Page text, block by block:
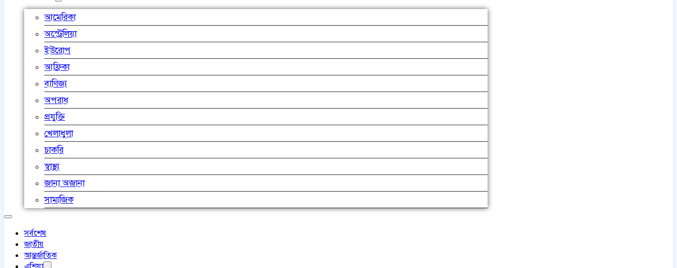
আমেরিকা
অস্ট্রেলিয়া
ইউরোপ
আফ্রিকা
বাণিজ্য
অপরাধ
প্রযুক্তি
খেলাধুলা
চাকরি
স্বাস্থ্য
জানা অজানা
সামাজিক
সর্বশেষ
জাতীয়
আন্তর্জাতিক